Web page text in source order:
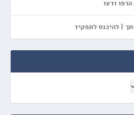
ודעו
| להיכנס לתפקיד